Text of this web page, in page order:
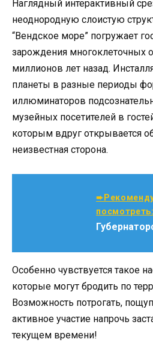
Наглядный интерактивный
неоднородную слоистую
“Вендское море” погружает
зарождения многоклеточных
миллионов лет назад.
планеты в разные периоды
иллюминаторов
музейных посетителей в
которым вдруг открывается
неизвестная сторона.
посмотреть:
Особенно чувствуется такое
которые могут бродить по
Возможность потрогать,
активное участие напрочь
текущем времени!